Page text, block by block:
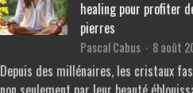
healing pour profiter
pierres
Pascal Cabus 8 août
Depuis des millénaires, les cristaux